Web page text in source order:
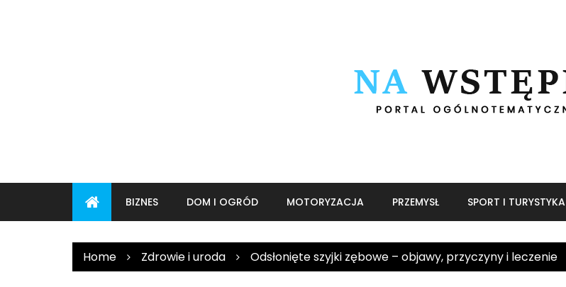
BIZNES DOM I OGRÓD MOTORYZACJA PRZEMYSŁ SPORT I TURYSTYKA
Home Zdrowie i uroda Odsłonięte szyjki zębowe – objawy, przyczyny i leczenie